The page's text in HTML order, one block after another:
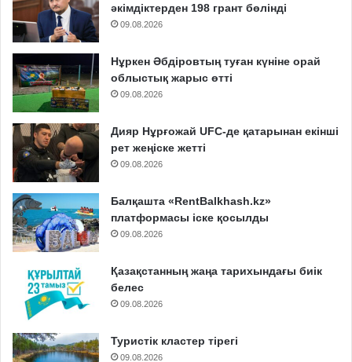
әкімдіктерден 198 грант бөлінді
09.08.2026
Нұркен Әбдіровтың туған күніне орай
облыстық жарыс өтті
09.08.2026
Дияр Нұрғожай UFC-де қатарынан екінші
рет жеңіске жетті
09.08.2026
Балқашта «RentBalkhash.kz»
платформасы іске қосылды
09.08.2026
Қазақстанның жаңа тарихындағы биік
белес
09.08.2026
Туристік кластер тірегі
09.08.2026